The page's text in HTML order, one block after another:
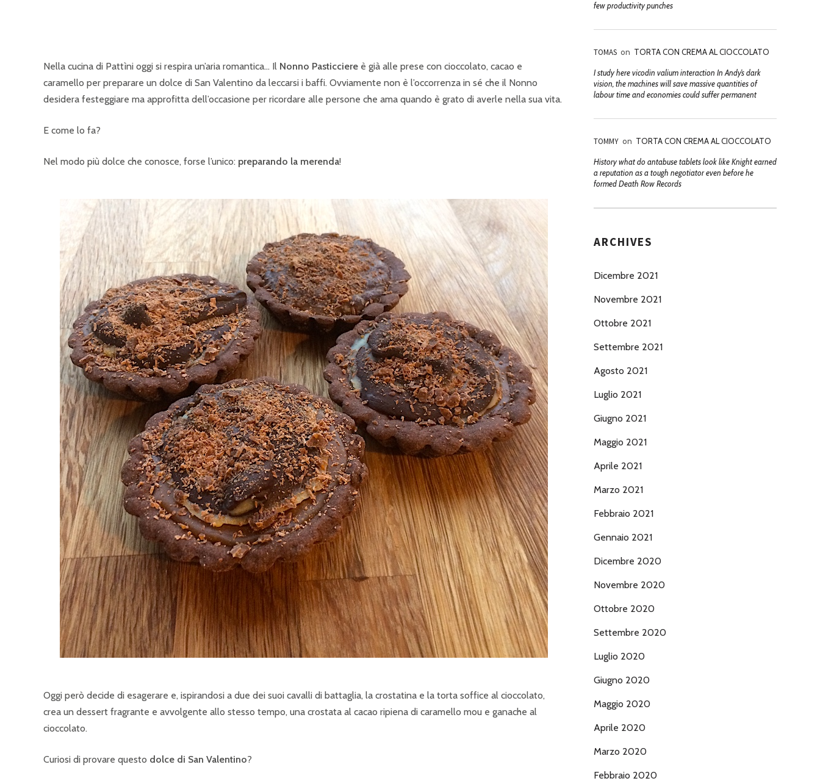
Nella cucina di Pattìni oggi si respira un’aria romantica… Il Nonno Pasticciere è già alle prese con cioccolato, cacao e
caramello per preparare un dolce di San Valentino da leccarsi i baffi. Ovviamente non è l’occorrenza in sé che il Nonno
desidera festeggiare ma approfitta dell’occasione per ricordare alle persone che ama quando è grato di averle nella sua vita.
E come lo fa?
Nel modo più dolce che conosce, forse l’unico: preparando la merenda!
Oggi però decide di esagerare e, ispirandosi a due dei suoi cavalli di battaglia, la crostatina e la torta soffice al cioccolato,
crea un dessert fragrante e avvolgente allo stesso tempo, una crostata al cacao ripiena di caramello mou e ganache al
cioccolato.
Curiosi di provare questo dolce di San Valentino?
few productivity punches
TOMAS on TORTA CON CREMA AL CIOCCOLATO
I study here vicodin valium interaction In Andy’s dark
vision, the machines will save massive quantities of
labour time and economies could suffer permanent
TOMMY on TORTA CON CREMA AL CIOCCOLATO
History what do antabuse tablets look like Knight earned
a reputation as a tough negotiator even before he
formed Death Row Records
ARCHIVES
Dicembre 2021
Novembre 2021
Ottobre 2021
Settembre 2021
Agosto 2021
Luglio 2021
Giugno 2021
Maggio 2021
Aprile 2021
Marzo 2021
Febbraio 2021
Gennaio 2021
Dicembre 2020
Novembre 2020
Ottobre 2020
Settembre 2020
Luglio 2020
Giugno 2020
Maggio 2020
Aprile 2020
Marzo 2020
Febbraio 2020